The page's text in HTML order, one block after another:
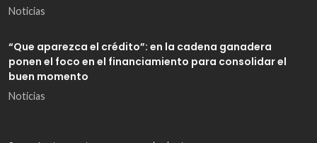
Noticias
“Que aparezca el crédito”: en la cadena ganadera
ponen el foco en el financiamiento para consolidar el
buen momento
Noticias